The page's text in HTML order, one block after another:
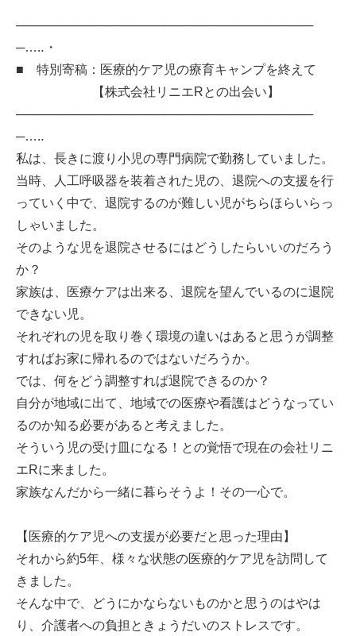
──────────────────────────────────
─…‥・
■ 特別寄稿：医療的ケア児の療育キャンプを終えて
【株式会社リニエRとの出会い】
──────────────────────────────────
─…‥
私は、長きに渡り小児の専門病院で勤務していました。
当時、人工呼吸器を装着された児の、退院への支援を行
っていく中で、退院するのが難しい児がちらほらいらっ
しゃいました。
そのような児を退院させるにはどうしたらいいのだろう
か？
家族は、医療ケアは出来る、退院を望んでいるのに退院
できない児。
それぞれの児を取り巻く環境の違いはあると思うが調整
すればお家に帰れるのではないだろうか。
では、何をどう調整すれば退院できるのか？
自分が地域に出て、地域での医療や看護はどうなってい
るのか知る必要があると考えました。
そういう児の受け皿になる！との覚悟で現在の会社リニ
エRに来ました。
家族なんだから一緒に暮らそうよ！その一心で。
【医療的ケア児への支援が必要だと思った理由】
それから約5年、様々な状態の医療的ケア児を訪問して
きました。
そんな中で、どうにかならないものかと思うのはやは
り、介護者への負担ときょうだいのストレスです。